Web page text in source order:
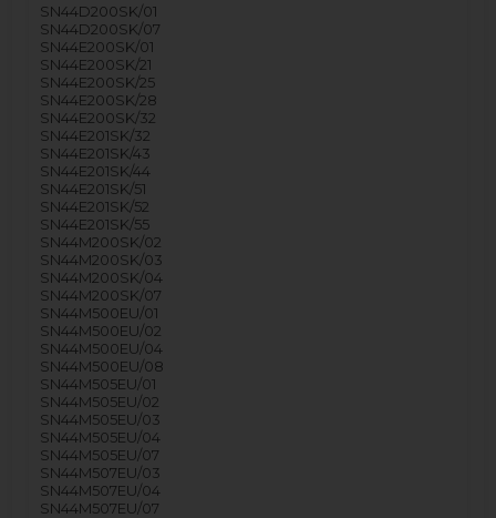
SN44D200SK/01
SN44D200SK/07
SN44E200SK/01
SN44E200SK/21
SN44E200SK/25
SN44E200SK/28
SN44E200SK/32
SN44E201SK/32
SN44E201SK/43
SN44E201SK/44
SN44E201SK/51
SN44E201SK/52
SN44E201SK/55
SN44M200SK/02
SN44M200SK/03
SN44M200SK/04
SN44M200SK/07
SN44M500EU/01
SN44M500EU/02
SN44M500EU/04
SN44M500EU/08
SN44M505EU/01
SN44M505EU/02
SN44M505EU/03
SN44M505EU/04
SN44M505EU/07
SN44M507EU/03
SN44M507EU/04
SN44M507EU/07